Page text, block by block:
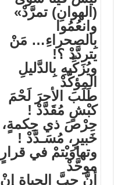
(الهوانِ) تمرَّدْ»
وانعُمُوا
بِالصحراءِ… مَنْ
يتردَّدْ ؟!
ويُزَكِّيهِ بِالدَّليلِ
المؤكَّدْ
طَلَبَ الأجرَ لَحْمَ
كبْشٍ مُقَدَّدْ !
حِرْصَ ذي حِكمةٍ،
خَبيرٍ، مُسَـدَّدْ !
وتهاوَيْتمْ في قرارٍ
موحَّدْ
أنَّ حبَّ الحياةِ إنْ